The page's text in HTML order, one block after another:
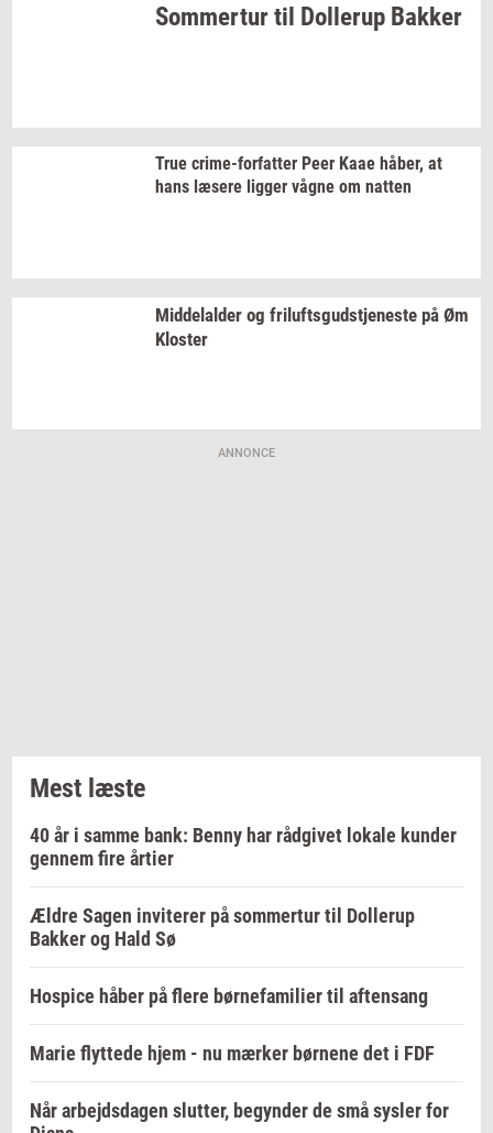
Som­mer­turtil Dol­lerup Bak­ker
True crime-​forfatter Peer Kaae håber, at
hans læ­se­re lig­ger vågne om nat­ten
Mid­delal­der og fril­ufts­gud­stje­ne­ste på Øm
Klo­ster
ANNONCE
Mest læste
40 år i samme bank: Benny har rådgivet lokale kunder
gennem fire årtier
Ældre Sagen inviterer på sommertur til Dollerup
Bakker og Hald Sø
Hospice håber på flere børnefamilier til aftensang
Marie flyttede hjem - nu mærker børnene det i FDF
Når arbejdsdagen slutter, begynder de små sysler for